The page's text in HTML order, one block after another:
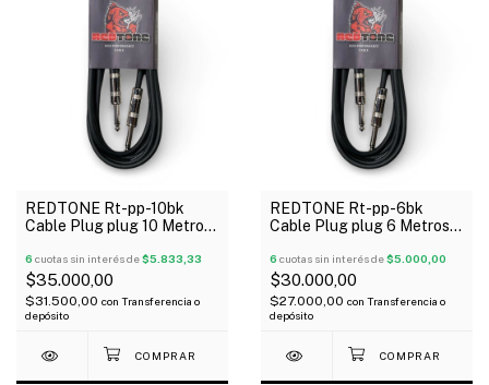
REDTONE Rt-pp-10bk
Cable Plug plug 10 Metros
Termocontraible
6 cuotas sin interés de$5.833,33
$35.000,00
$31.500,00 con Transferencia o
depósito
REDTONE Rt-pp-6bk
Cable Plug plug 6 Metros
Termocontraible
6 cuotas sin interés de$5.000,00
$30.000,00
$27.000,00 con Transferencia o
depósito